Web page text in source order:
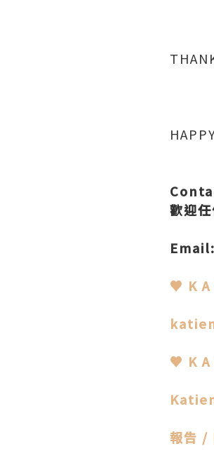
歡迎
♥ K A
♥ K
報告 /